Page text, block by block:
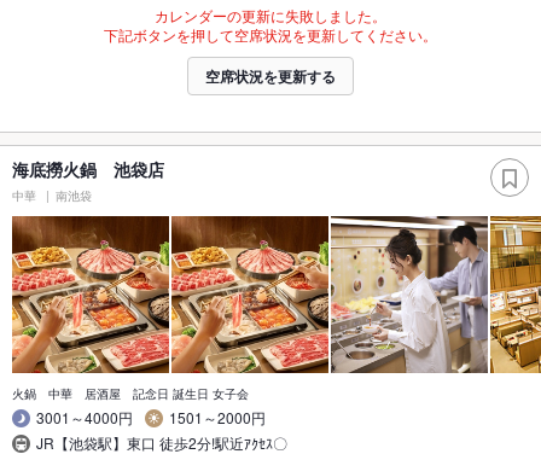
カレンダーの更新に失敗しました。
下記ボタンを押して空席状況を更新してください。
空席状況を更新する
海底撈火鍋 池袋店
中華 南池袋
火鍋 中華 居酒屋 記念日 誕生日 女子会
3001～4000円
1501～2000円
JR【池袋駅】東口 徒歩2分!駅近ｱｸｾｽ〇